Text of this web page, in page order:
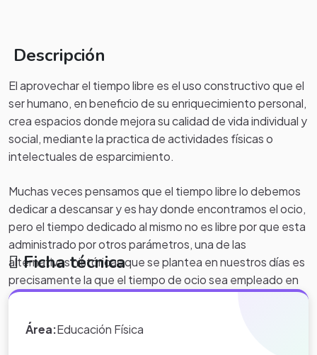
Descripción
El aprovechar el tiempo libre es el uso constructivo que el
ser humano, en beneficio de su enriquecimiento personal,
crea espacios donde mejora su calidad de vida individual y
social, mediante la practica de actividades físicas o
intelectuales de esparcimiento.
Muchas veces pensamos que el tiempo libre lo debemos
dedicar a descansar y es hay donde encontramos el ocio,
pero el tiempo dedicado al mismo no es libre por que esta
administrado por otros parámetros, una de las
alternativas históricas que se plantea en nuestros días es
precisamente la que el tiempo de ocio sea empleado en
desarrollar actividades lúdicas, deportivas y recreativas
comunidad y así evitar situaciones no deseadas.
Ficha técnica
Área:Educación Física